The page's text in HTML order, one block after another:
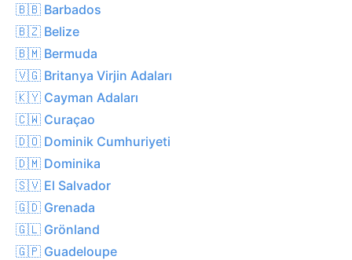
🇧🇧 Barbados
🇧🇿 Belize
🇧🇲 Bermuda
🇻🇬 Britanya Virjin Adaları
🇰🇾 Cayman Adaları
🇨🇼 Curaçao
🇩🇴 Dominik Cumhuriyeti
🇩🇲 Dominika
🇸🇻 El Salvador
🇬🇩 Grenada
🇬🇱 Grönland
🇬🇵 Guadeloupe